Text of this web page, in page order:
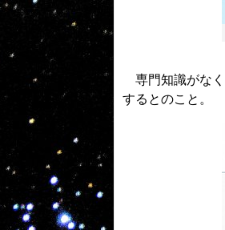
専門知識がなく
するとのこと。